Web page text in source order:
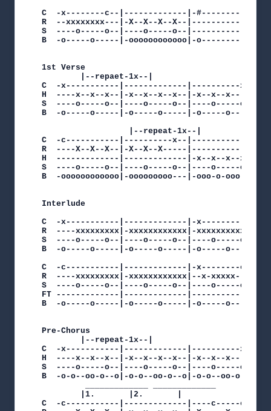
C  -x--------c--|-------------|-#-----------|
R  --xxxxxxxx---|-X--X--X--X--|-------------|
S  ----o-----o--|----o-----o--|-------------|
B  -o-----o-----|-oooooooooooo|-o-----------|
1st Verse
C  -x-----------|-------------|----------x--|
H  ----x--x--x--|-x--x--x--x--|-x--x--x-----|
S  ----o-----o--|----o-----o--|----o-----o--|
B  -o-----o-----|-o-----o-----|-o-----o-----|
C  -c-----------|----------x--|-------------
R  ----X--X--X--|-X--X--X-----
H  -------------|-------------|-x--x--x--x--|-
S  ----o-----o--|----o-----o--|----o-----o--
B  -oooooooooooo|-ooooooooo---|-ooo-o-ooo-o-|-
Interlude
C  -x-----------|-------------|-x-----------
R  ----xxxxxxxxx|-xxxxxxxxxxxx|-xxxxxxxxxxxx|-
S  ----o-----o--|----o-----o--|----o-----o--
B  -o-----o-----|-o-----o-----|-o-----o-----|-
C  -c-----------|-------------|-x--------c--
R  ----xxxxxxxxx|-xxxxxxxxxxxx|--x-
S  ----o-----o--|----o-----o--|----o-----o--|-
FT -------------|-------------|-------------|-
B  -o-----o-----|-o-----o-----|-o-----o-----
Pre-Chorus
C  -x-----------|-------------|----------x--|
H  ----x--x--x--|-x--x--x--x--|-x--x--x-----|
S  ----o-----o--|----o-----o--|----o-----o-o|
B  -o-o--oo-o--o|-o-o--oo-o--o|-o-o--oo-o---|
C  -c-----------|-------------|----c-----c--|